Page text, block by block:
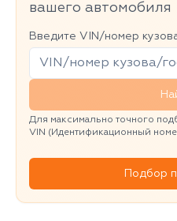
вашего автомобиля
Введите VIN/номер
Для максимально точного
VIN (Идентификационный
Подбор